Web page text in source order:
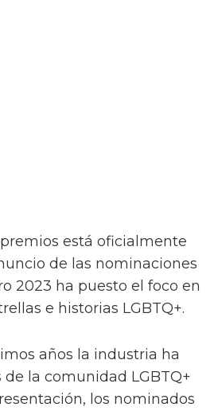
está oficialmente
de las nominaciones
2023 ha puesto el foco en
e historias LGBTQ+.
años la industria ha
la comunidad LGBTQ+
los nominados